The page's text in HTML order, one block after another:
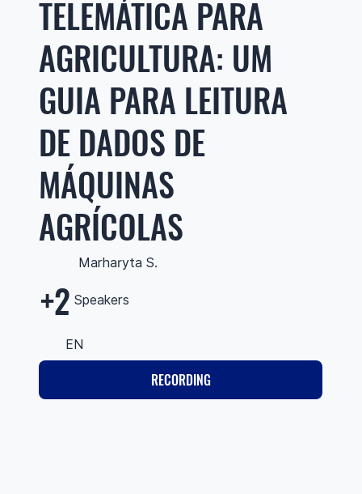
TELEMÁTICA PARA
AGRICULTURA: UM
GUIA PARA LEITURA
DE DADOS DE
MÁQUINAS
AGRÍCOLAS
Marharyta S.
+2 Speakers
EN
RECORDING